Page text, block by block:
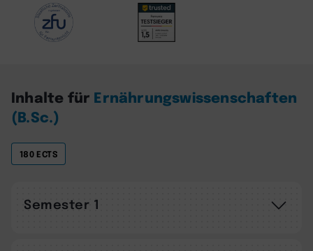
Inhalte für Ernährungswissenschaften
(B.Sc.)
180 ECTS
Semester 1